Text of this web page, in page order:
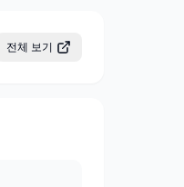
전체 보기